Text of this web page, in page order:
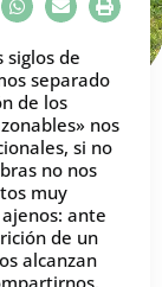
siglos de
separado
de los
nos
si no
no nos
muy
ante
de un
alcanzan